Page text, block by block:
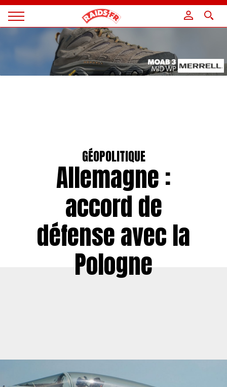
Magazine
GÉOPOLITIQUE
Allemagne :
accord de
défense avec la
Pologne
Panneau de gestion des cookies